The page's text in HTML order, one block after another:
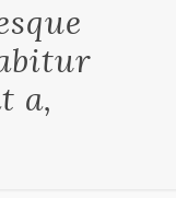
a,